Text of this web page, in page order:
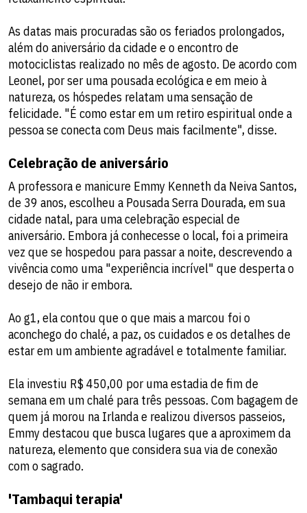
As datas mais procuradas são os feriados prolongados,
além do aniversário da cidade e o encontro de
motociclistas realizado no mês de agosto. De acordo com
Leonel, por ser uma pousada ecológica e em meio à
natureza, os hóspedes relatam uma sensação de
felicidade. "É como estar em um retiro espiritual onde a
pessoa se conecta com Deus mais facilmente", disse.
Celebração de aniversário
A professora e manicure Emmy Kenneth da Neiva Santos,
de 39 anos, escolheu a Pousada Serra Dourada, em sua
cidade natal, para uma celebração especial de
aniversário. Embora já conhecesse o local, foi a primeira
vez que se hospedou para passar a noite, descrevendo a
vivência como uma "experiência incrível" que desperta o
desejo de não ir embora.
Ao g1, ela contou que o que mais a marcou foi o
aconchego do chalé, a paz, os cuidados e os detalhes de
estar em um ambiente agradável e totalmente familiar.
Ela investiu R$ 450,00 por uma estadia de fim de
semana em um chalé para três pessoas. Com bagagem de
quem já morou na Irlanda e realizou diversos passeios,
Emmy destacou que busca lugares que a aproximem da
natureza, elemento que considera sua via de conexão
com o sagrado.
'Tambaqui terapia'